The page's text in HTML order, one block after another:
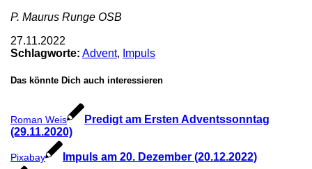
P. Maurus Runge OSB
27.11.2022
Schlagworte: Advent, Impuls
Das könnte Dich auch interessieren
Roman Weis
Predigt am Ersten Adventssonntag
(29.11.2020)
Pixabay Impuls am 20. Dezember (20.12.2022)